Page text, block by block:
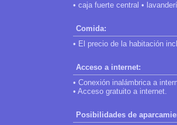
• caja fuerte central •
Comida:
• El precio de la habitación
Acceso a internet:
• Conexión inalámbrica a
• Acceso gratuito a internet.
Posibilidades de